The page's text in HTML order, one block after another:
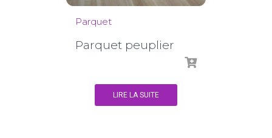
Parquet
Parquet peuplier
LIRE LA SUITE